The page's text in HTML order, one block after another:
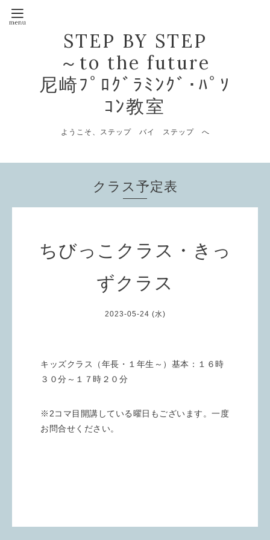
STEP BY STEP
～to the future
尼崎ﾌﾟﾛｸﾞﾗﾐﾝｸﾞ･ﾊﾟｿ
ｺﾝ教室
ようこそ、ステップ バイ ステップ へ
クラス予定表
ちびっこクラス・きっ
ずクラス
2023-05-24 (水)
キッズクラス（年長・１年生～）基本：１６時
３０分～１７時２０分
※2コマ目開講している曜日もございます。一度
お問合せください。